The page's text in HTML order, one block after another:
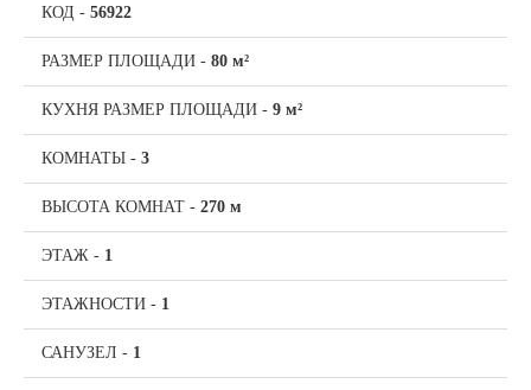
КОД - 56922
РАЗМЕР ПЛОЩАДИ - 80 м²
КУХНЯ РАЗМЕР ПЛОЩАДИ - 9 м²
КОМНАТЫ - 3
ВЫСОТА КОМНАТ - 270 м
ЭТАЖ - 1
ЭТАЖНОСТИ - 1
САНУЗЕЛ - 1